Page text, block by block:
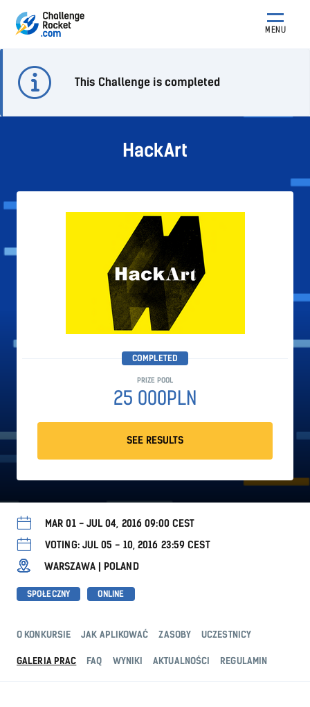
MENU
This Challenge is completed
HackArt
COMPLETED
PRIZE POOL
25 000PLN
SEE RESULTS
MAR 01 - JUL 04, 2016 09:00 CEST
VOTING: JUL 05 - 10, 2016 23:59 CEST
WARSZAWA | POLAND
SPOŁECZNY ONLINE
O KONKURSIE JAK APLIKOWAĆ ZASOBY UCZESTNICY
GALERIA PRAC FAQ WYNIKI AKTUALNOŚCI REGULAMIN